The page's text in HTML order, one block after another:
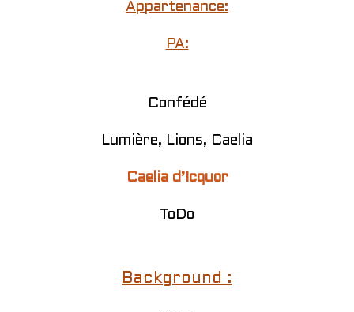
Appartenance:
PA:
Confédé
Lumière, Lions, Caelia
Caelia d’Icquor
ToDo
Background :